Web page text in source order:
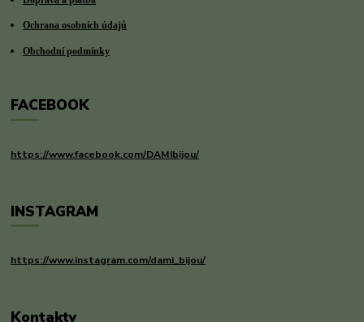
Ochrana osobních údajů
Obchodní podmínky
FACEBOOK
https://www.facebook.com/DAMIbijou/
INSTAGRAM
https://www.instagram.com/dami_bijou/
Kontakty